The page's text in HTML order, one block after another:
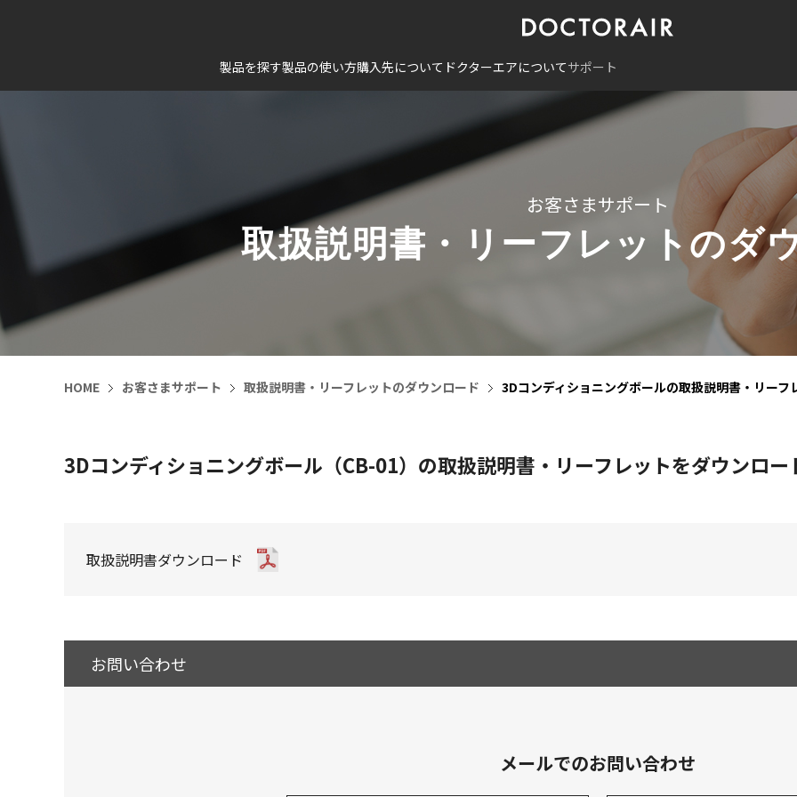
製品を探す製品の使い方購入先について ドクターエアについてサポート
お客さまサポート
取扱説明書・リーフレットのダ
HOME お客さまサポート 取扱説明書・リーフレットのダウンロード 3Dコンディショニングボールの取扱説明書・リーフ
3Dコンディショニングボール（CB-01）の取扱説明書・リーフレットをダウンロー
取扱説明書ダウンロード
お問い合わせ
メールでのお問い合わせ